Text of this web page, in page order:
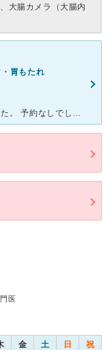
大腸カメラ（大腸内
胃もたれ
背中の痛みと胸焼けが一週間続き受診しました。 予約なしでしたが、約１時間待って初胃カメラを経験しました。 苦しいと聞いていたのですが、問診で鎮静剤を希望し、眠っている間に済んでいました。 結果は
医
金 土 日 祝